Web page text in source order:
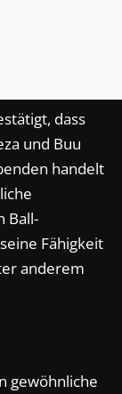
dass
und Buu
handelt
Ball-
Fähigkeit
anderem
gewöhnliche